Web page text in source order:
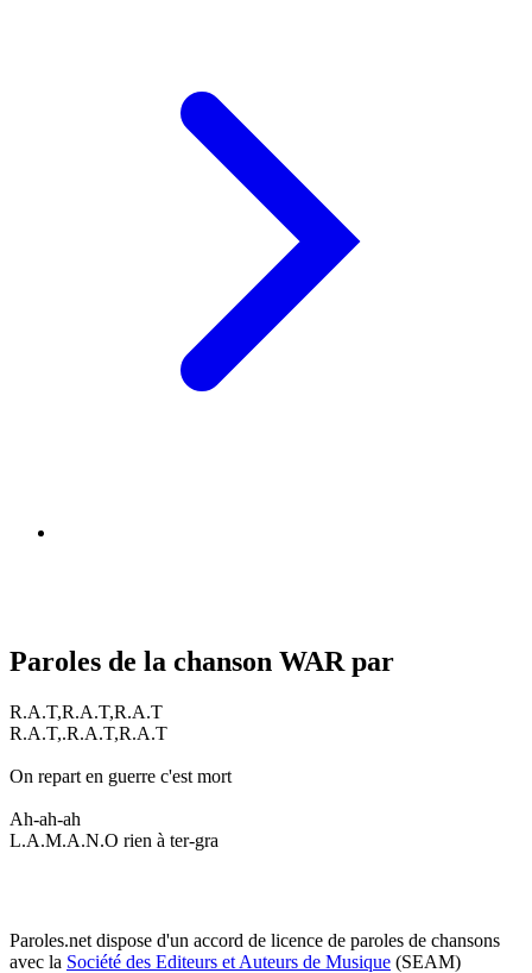
Paroles de la chanson WAR par
R.A.T,R.A.T,R.A.T
R.A.T,.R.A.T,R.A.T
On repart en guerre c'est mort
Ah-ah-ah
L.A.M.A.N.O rien à ter-gra
Paroles.net dispose d'un accord de licence de paroles de chansons
avec la Société des Editeurs et Auteurs de Musique (SEAM)